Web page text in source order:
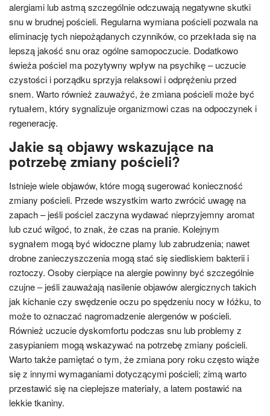
alergiami lub astmą szczególnie odczuwają negatywne skutki
snu w brudnej pościeli. Regularna wymiana pościeli pozwala na
eliminację tych niepożądanych czynników, co przekłada się na
lepszą jakość snu oraz ogólne samopoczucie. Dodatkowo
świeża pościel ma pozytywny wpływ na psychikę – uczucie
czystości i porządku sprzyja relaksowi i odprężeniu przed
snem. Warto również zauważyć, że zmiana pościeli może być
rytuałem, który sygnalizuje organizmowi czas na odpoczynek i
regenerację.
Jakie są objawy wskazujące na
potrzebę zmiany pościeli?
Istnieje wiele objawów, które mogą sugerować konieczność
zmiany pościeli. Przede wszystkim warto zwrócić uwagę na
zapach – jeśli pościel zaczyna wydawać nieprzyjemny aromat
lub czuć wilgoć, to znak, że czas na pranie. Kolejnym
sygnałem mogą być widoczne plamy lub zabrudzenia; nawet
drobne zanieczyszczenia mogą stać się siedliskiem bakterii i
roztoczy. Osoby cierpiące na alergie powinny być szczególnie
czujne – jeśli zauważają nasilenie objawów alergicznych takich
jak kichanie czy swędzenie oczu po spędzeniu nocy w łóżku, to
może to oznaczać nagromadzenie alergenów w pościeli.
Również uczucie dyskomfortu podczas snu lub problemy z
zasypianiem mogą wskazywać na potrzebę zmiany pościeli.
Warto także pamiętać o tym, że zmiana pory roku często wiąże
się z innymi wymaganiami dotyczącymi pościeli; zimą warto
przestawić się na cieplejsze materiały, a latem postawić na
lekkie tkaniny.